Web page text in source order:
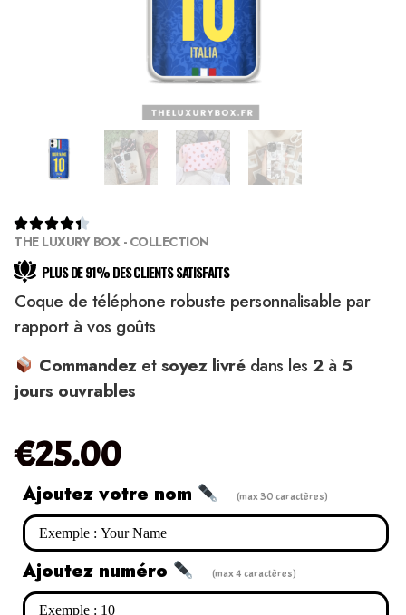

THE LUXURY BOX - COLLECTION
PLUS DE 91% DES CLIENTS SATISFAITS
Coque de téléphone robuste personnalisable par
rapport à vos goûts
Commandez etsoyez livré dans les2 à 5
jours ouvrables
€25.00
Ajoutez votre nom (max 30 caractères)
Ajoutez numéro (max 4 caractères)